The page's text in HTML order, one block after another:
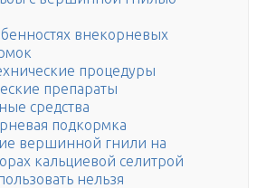
внекорневых
процедуры
препараты
средства
подкормка
вершинной гнили на
кальциевой селитрой
нельзя